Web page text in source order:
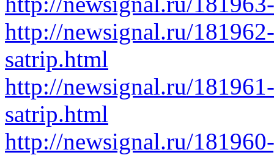
http://newsignal.ru/
satrip.html
http://newsignal.ru/
satrip.html
http://newsignal.ru/